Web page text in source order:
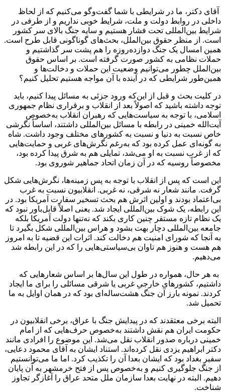
آقای دکتر، ما در شرایطی با شما گفت‌وگو می‌کنیم که از لحاظ
داخلی در روابط دولت و ملت، شرایط خوبی نداریم و از طرفی در
شرایط بین‌المللی تحت فشار هستیم و سایه جنگ بالای سر کشور
است. از منظر حقوق بین‌الملل، بحث‌های گوناگونی قابل طرح است.
همین امسال یک جنگ دوازده‌روزه را هم پشت سر گذاشتیم و
حملات نظامی به کشور صورت گرفته است. بر اساس حقوق
بین‌الملل چطور می‌توانیم وضعیت این حملات و دخالت‌ها و
همین‌طور شرایطی که در آینده با آن مواجه هستیم تحلیل کنیم؟
در کلیت بحث و قبل از این‌که ورود جزئی به مسائل پیدا کنیم، باید
توجه داشته باشید که اصولاً بعد از انقلاب و برقراری نظام جمهوری
اسلامی، با توجه به سیاست‌هایی که رهبران انقلاب به‌خصوص
آیت‌الله خمینی در رابطه با مسائل بین‌المللی داشتند، اساساً نگرشی
خاص نسبت به دنیا و نسبت به کشورهای مختلف وجود داشت. شاه
به گونه‌ای عمل کرده بود که به‌رغم نگرش‌های غربی و حمایت‌هایی
که از غرب نسبت به او می‌شد، تمایلی هم به شرق پیدا کرده بود،
مخصوصاً روسیه که در آن زمان اتحاد جماهیر شوروی بود.
این است که پس از انقلاب با توجه به پس زمینه‌ها، نگرش‌هایی شکل
گرفت. مانند شعار نه شرقی، نه غربی. انقلابیون نسبت به غرب
بی‌اعتماد بودند و اولین اثرش هم بحث تسخیر سفارت آمریکا بود. در
این رابطه، یک شوک بین‌المللی ایجاد شد. یعنی اصلاً قابل‌باور نبود که
یک نظام تازه مستقر چنین کاری بکند که نه‌تنها دولت آمریکا بلکه
جامعه بین‌المللی دچار بهت بشود و هراس بین‌المللی شکل بگیرد تا
به آنجا که شورای امنیت هم دخالت کند. اثرات این قضیه تا به امروز
هم هست و هنوز هم تاوان بی‌سیاستی‌هایی را که در این رابطه شد
می‌دهیم.
به هر حال، همواره در طول این سال‌ها بر اساس شعارهایی که
داشتیم، کشورهای خارجیِ غربی یا شرقی مسائلی را برای ما ایجاد
کردند. نمونه بارز آن جنگ هشت‌ساله‌ای بود که در همان اوایل به ما
تحمیل شد.
البته برخی معتقدند که در پیدایش جنگ با عراق، برخی انقلابیون در
حکومت ایران هم نقش داشتند به‌خصوص حرف‌هایی که از امام
خمینی درباره صدور انقلاب نقل می‌شد. این موضوع را افرادی مانند
دکتر ابراهیم یزدی نقل کرده‌اند. استناد ایشان به آقای محمود دعایی،
سفیر بغداد بود که ایشان بعدا آن را تکذیب کرد. اما ما می‌توانستیم
از جنگ جلوگیری کنیم و به‌خصوص پس از فتح خرمشهر به آن پایان
دهیم. البته در نهایت بعدا سازمان ملل متحد عراق را آغازگر تجاوز
شناخت.